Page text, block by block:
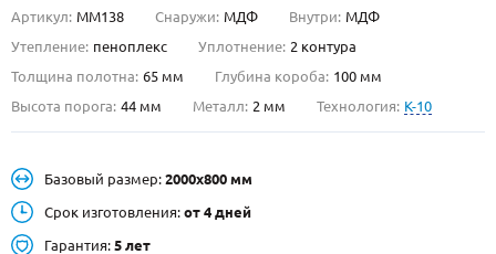
О НАС
КОНТАКТЫ
Москве и МО
НАЙТИ:
Артикул: ММ138 Снаружи: МДФ Внутри: МДФ
Утепление: пеноплекс Уплотнение: 2 контура
Толщина полотна: 65 мм Глубина короба: 100 мм
Высота порога: 44 мм Металл: 2 мм Технология: K-10
Базовый размер: 2000х800 мм
Срок изготовления: от 4 дней
Гарантия: 5 лет